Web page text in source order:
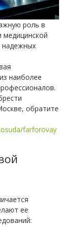
роль в
медицинской
надежных
наиболее
обратите
farforovay
ее